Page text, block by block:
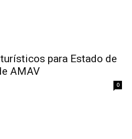
para Estado de
AMAV
0